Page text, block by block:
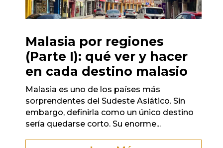
Malasia por regiones
(Parte I): qué ver y hacer
en cada destino malasio
Malasia es uno de los países más
sorprendentes del Sudeste Asiático. Sin
embargo, definirla como un único destino
sería quedarse corto. Su enorme...